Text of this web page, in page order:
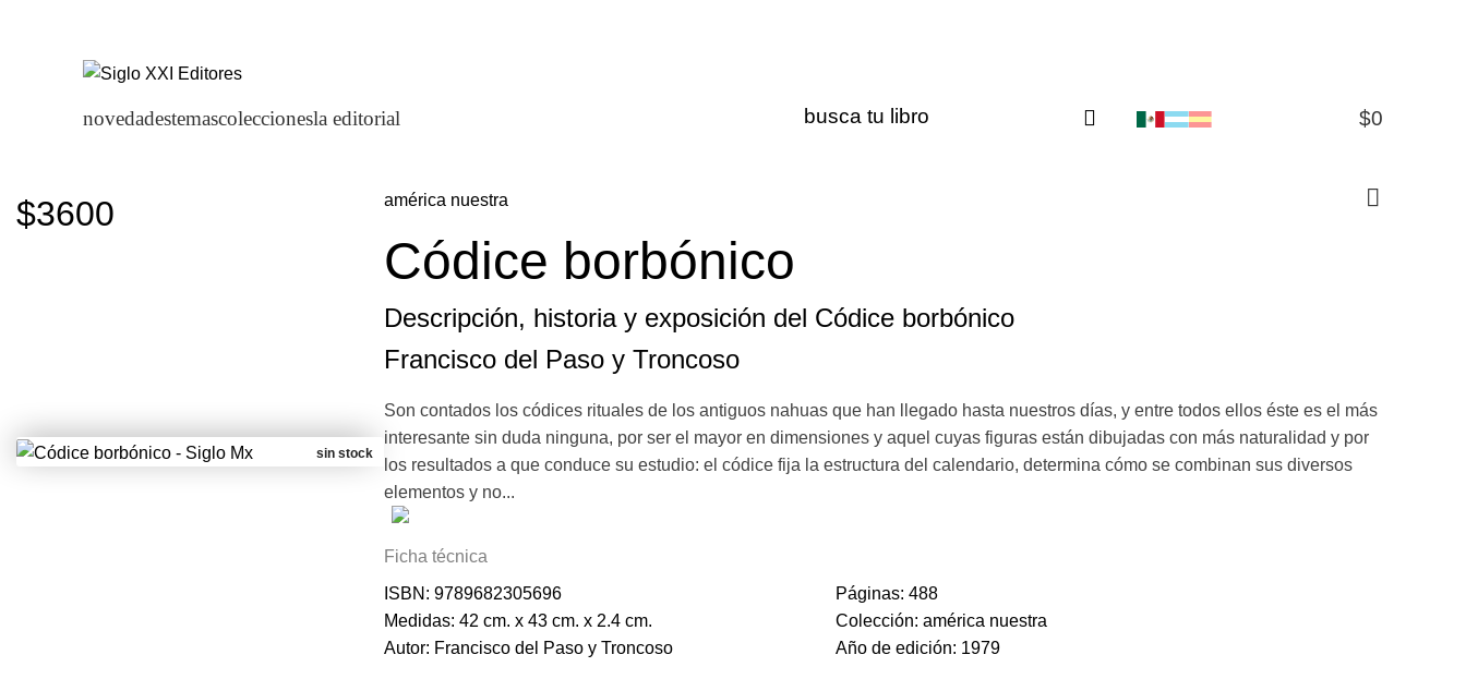
novedadestemascoleccionesla editorial $0
sin stock
$3600 américa nuestra
Códice borbónico
Descripción, historia y exposición del Códice borbónico
Francisco del Paso y Troncoso
Son contados los códices rituales de los antiguos nahuas que han llegado hasta nuestros días, y entre todos ellos éste es el más
interesante sin duda ninguna, por ser el mayor en dimensiones y aquel cuyas figuras están dibujadas con más naturalidad y por
los resultados a que conduce su estudio: el códice fija la estructura del calendario, determina cómo se combinan sus diversos
elementos y no...
determinando finalmente cuándo comenzaba este último.
Ficha técnica
ISBN: 9789682305696
Páginas: 488
Medidas: 42 cm. x 43 cm. x 2.4 cm.
Colección: américa nuestra
Autor: Francisco del Paso y Troncoso
Año de edición: 1979